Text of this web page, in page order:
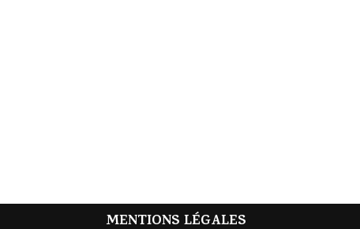
MENTIONS LÉGALES